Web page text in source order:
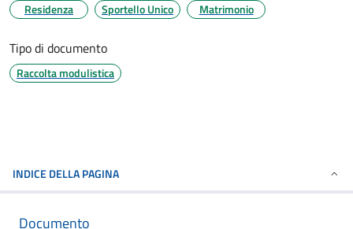
Residenza Sportello Unico Matrimonio
Tipo di documento
Raccolta modulistica
INDICE DELLA PAGINA
Documento